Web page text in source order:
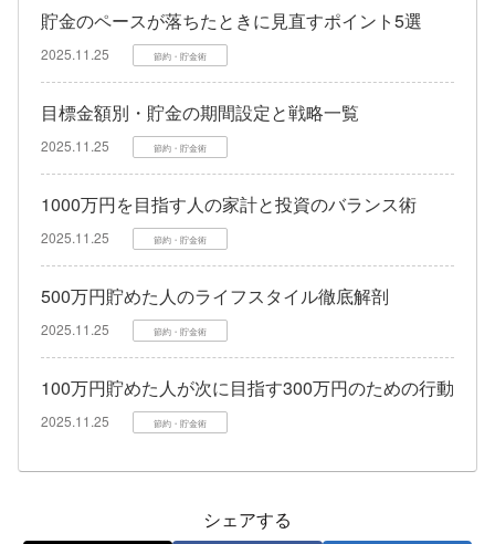
貯金のペースが落ちたときに見直すポイント5選
2025.11.25 節約・貯金術
目標金額別・貯金の期間設定と戦略一覧
2025.11.25 節約・貯金術
1000万円を目指す人の家計と投資のバランス術
2025.11.25 節約・貯金術
500万円貯めた人のライフスタイル徹底解剖
2025.11.25 節約・貯金術
100万円貯めた人が次に目指す300万円のための行動
2025.11.25 節約・貯金術
シェアする